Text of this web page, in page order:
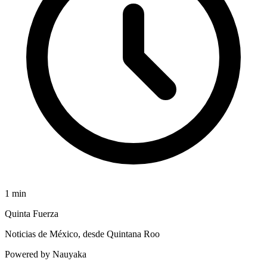
1 min
Quinta Fuerza
Noticias de México, desde Quintana Roo
Powered by Nauyaka